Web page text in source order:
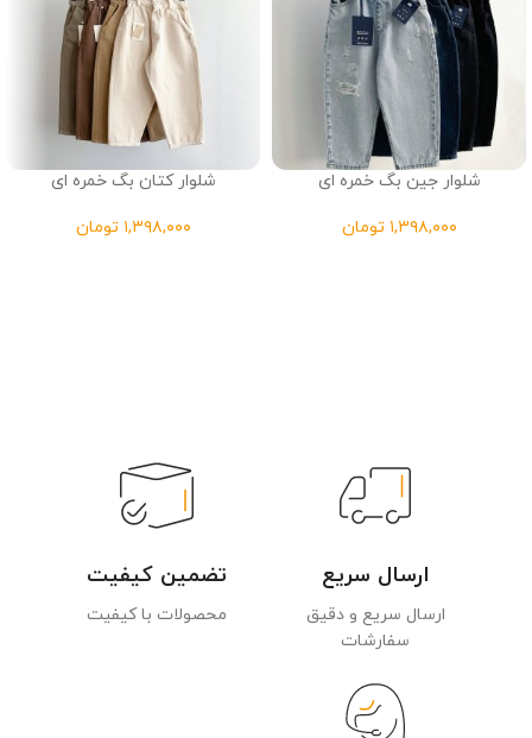
شلوار جین بگ خمره ای
تومان
شلوار کتان بگ خمره ای
تومان
ارسال سریع
ارسال سریع و دقیق
سفارشات
تضمین کیفیت
محصولات با کیفیت